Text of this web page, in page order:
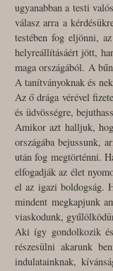
ugyanabban a testi
válasz arra a
testében fog eljönni,
helyreállításáért jött,
maga országából. A
A tanítványoknak és
Az ő drága vérével
és üdvösségre,
Amikor azt halljuk,
országába bejussunk,
után fog megtörténni.
elfogadják az élet
el az igazi boldogság.
mindent megkapjunk
viaskodunk,
Aki így gondolkozik
részesülni akarunk
indulatainknak,